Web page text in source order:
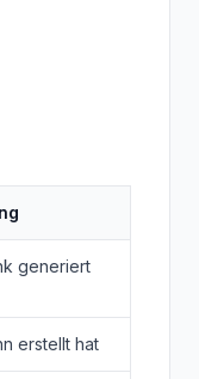
generiert
erstellt hat